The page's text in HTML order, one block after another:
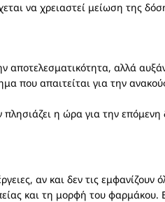
να χρειαστεί μείωση της
αλλά
που απαιτείται για την
η ώρα για την
αν και δεν τις
και τη μορφή του